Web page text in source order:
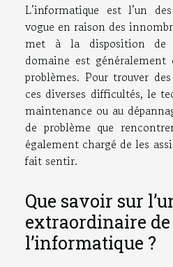
L’informatique est l’un
vogue en raison des
met à la disposition de
domaine est
problèmes. Pour trouver
ces diverses difficultés, le
maintenance ou au
de problème que
également chargé de les
fait sentir.
Que savoir sur
extraordinaire de
l’informatique ?